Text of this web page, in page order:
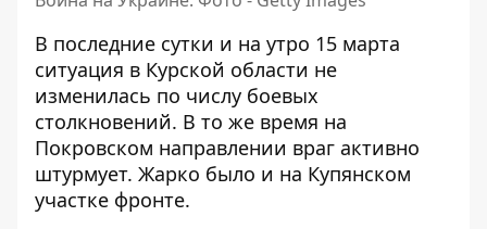
В последние сутки и на утро 15 марта
ситуация в Курской области не
изменилась по числу боевых
столкновений. В то же время на
Покровском направлении враг активно
штурмует. Жарко было и на Купянском
участке фронте.